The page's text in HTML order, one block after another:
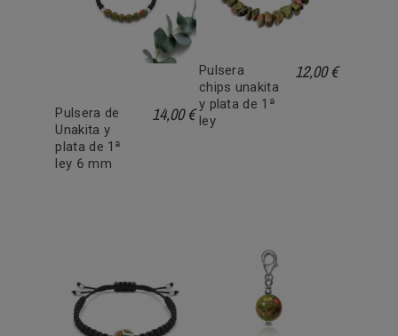
Pulsera de
Unakita y
plata de 1ª
ley 6 mm
14,00 €
Pulsera
chips unakita
y plata de 1ª
ley
12,00 €